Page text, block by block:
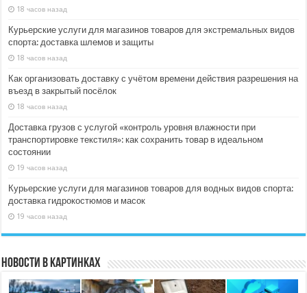
18 часов назад
Курьерские услуги для магазинов товаров для экстремальных видов
спорта: доставка шлемов и защиты
18 часов назад
Как организовать доставку с учётом времени действия разрешения на
въезд в закрытый посёлок
18 часов назад
Доставка грузов с услугой «контроль уровня влажности при
транспортировке текстиля»: как сохранить товар в идеальном
состоянии
19 часов назад
Курьерские услуги для магазинов товаров для водных видов спорта:
доставка гидрокостюмов и масок
19 часов назад
Новости в картинках